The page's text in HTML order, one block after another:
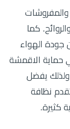
والمفروشات
كما
جودة الهواء
حماية الاقمشة
ولذلك يفضل
نظافة
كثيرة.